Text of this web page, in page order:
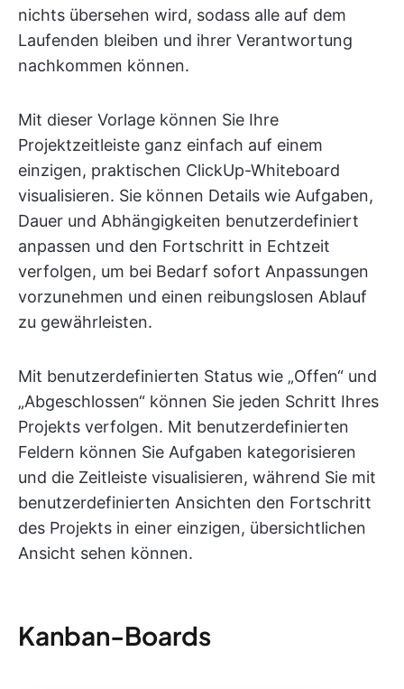
nichts übersehen wird, sodass alle auf dem
Laufenden bleiben und ihrer Verantwortung
nachkommen können.
Mit dieser Vorlage können Sie Ihre
Projektzeitleiste ganz einfach auf einem
einzigen, praktischen ClickUp-Whiteboard
visualisieren. Sie können Details wie Aufgaben,
Dauer und Abhängigkeiten benutzerdefiniert
anpassen und den Fortschritt in Echtzeit
verfolgen, um bei Bedarf sofort Anpassungen
vorzunehmen und einen reibungslosen Ablauf
zu gewährleisten.
Mit benutzerdefinierten Status wie „Offen“ und
„Abgeschlossen“ können Sie jeden Schritt Ihres
Projekts verfolgen. Mit benutzerdefinierten
Feldern können Sie Aufgaben kategorisieren
und die Zeitleiste visualisieren, während Sie mit
benutzerdefinierten Ansichten den Fortschritt
des Projekts in einer einzigen, übersichtlichen
Ansicht sehen können.
Kanban-Boards